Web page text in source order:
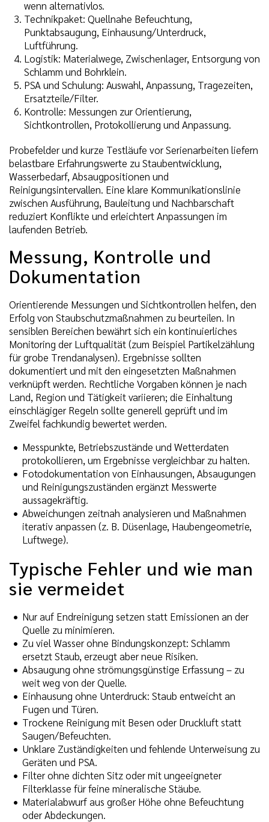
wenn alternativlos.
Technikpaket: Quellnahe Befeuchtung,
Punktabsaugung, Einhausung/Unterdruck,
Luftführung.
Logistik: Materialwege, Zwischenlager, Entsorgung von
Schlamm und Bohrklein.
PSA und Schulung: Auswahl, Anpassung, Tragezeiten,
Ersatzteile/Filter.
Kontrolle: Messungen zur Orientierung,
Sichtkontrollen, Protokollierung und Anpassung.
Probefelder und kurze Testläufe vor Serienarbeiten liefern
belastbare Erfahrungswerte zu Staubentwicklung,
Wasserbedarf, Absaugpositionen und
Reinigungsintervallen. Eine klare Kommunikationslinie
zwischen Ausführung, Bauleitung und Nachbarschaft
reduziert Konflikte und erleichtert Anpassungen im
laufenden Betrieb.
Messung, Kontrolle und
Dokumentation
Orientierende Messungen und Sichtkontrollen helfen, den
Erfolg von Staubschutzmaßnahmen zu beurteilen. In
sensiblen Bereichen bewährt sich ein kontinuierliches
Monitoring der Luftqualität (zum Beispiel Partikelzählung
für grobe Trendanalysen). Ergebnisse sollten
dokumentiert und mit den eingesetzten Maßnahmen
verknüpft werden. Rechtliche Vorgaben können je nach
Land, Region und Tätigkeit variieren; die Einhaltung
einschlägiger Regeln sollte generell geprüft und im
Zweifel fachkundig bewertet werden.
Messpunkte, Betriebszustände und Wetterdaten
protokollieren, um Ergebnisse vergleichbar zu halten.
Fotodokumentation von Einhausungen, Absaugungen
und Reinigungszuständen ergänzt Messwerte
aussagekräftig.
Abweichungen zeitnah analysieren und Maßnahmen
iterativ anpassen (z. B. Düsenlage, Haubengeometrie,
Luftwege).
Typische Fehler und wie man
sie vermeidet
Nur auf Endreinigung setzen statt Emissionen an der
Quelle zu minimieren.
Zu viel Wasser ohne Bindungskonzept: Schlamm
ersetzt Staub, erzeugt aber neue Risiken.
Absaugung ohne strömungsgünstige Erfassung – zu
weit weg von der Quelle.
Einhausung ohne Unterdruck: Staub entweicht an
Fugen und Türen.
Trockene Reinigung mit Besen oder Druckluft statt
Saugen/Befeuchten.
Unklare Zuständigkeiten und fehlende Unterweisung zu
Geräten und PSA.
Filter ohne dichten Sitz oder mit ungeeigneter
Filterklasse für feine mineralische Stäube.
Materialabwurf aus großer Höhe ohne Befeuchtung
oder Abdeckungen.